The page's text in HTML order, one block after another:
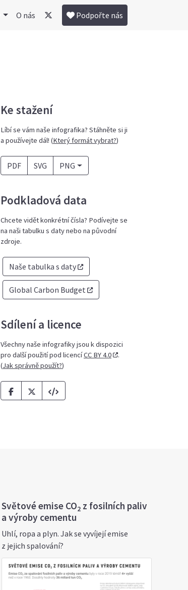
O nás Podpořte nás
Ke stažení
Líbí se vám naše infografika? Stáhněte si ji
a používejte dál! (Který formát vybrat?)
PDF SVG PNG
Podkladová data
Chcete vidět konkrétní čísla? Podívejte se
na naši tabulku s daty nebo na původní
zdroje.
Naše tabulka s daty
Global Carbon Budget
Sdílení a licence
Všechny naše infografiky jsou k dispozici
pro další použití pod licencíCC BY 4.0
.
(Jak správně použít?)
Světové emise CO2z fosilních paliv
a výroby cementu
Uhlí, ropa a plyn. Jak se vyvíjejí emise
z jejich spalování?